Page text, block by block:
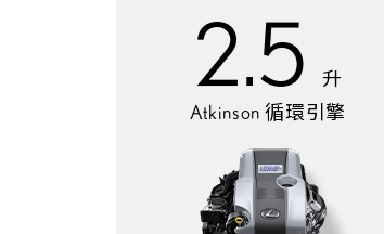
2.5
升
Atkinson 循環引擎